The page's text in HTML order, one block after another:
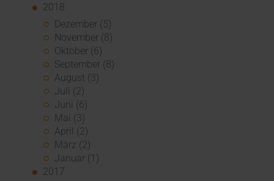
2018
Dezember (5)
November (8)
Oktober (6)
September (8)
August (3)
Juli (2)
Juni (6)
Mai (3)
April (2)
März (2)
Januar (1)
2017